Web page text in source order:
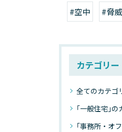
#空中 #脅威
カテゴリー
全てのカテゴ
｢一般住宅｣の
｢事務所・オフ